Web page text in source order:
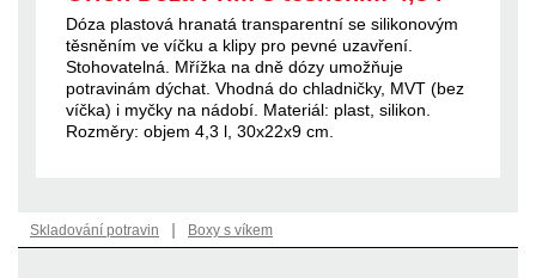
Dóza plastová hranatá transparentní se silikonovým
těsněním ve víčku a klipy pro pevné uzavření.
Stohovatelná. Mřížka na dně dózy umožňuje
potravinám dýchat. Vhodná do chladničky, MVT (bez
víčka) i myčky na nádobí. Materiál: plast, silikon.
Rozměry: objem 4,3 l, 30x22x9 cm.
Skladování potravin | Boxy s víkem